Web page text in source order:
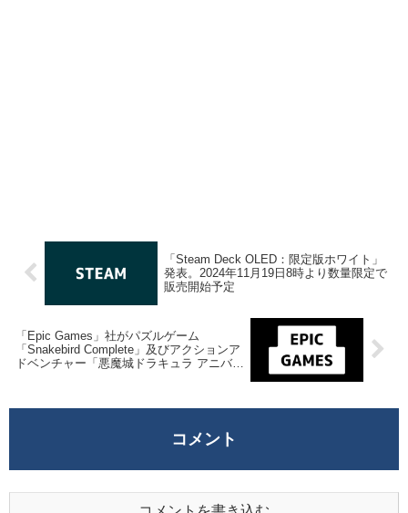
「Steam Deck OLED：限定版ホワイト」
発表。2024年11月19日8時より数量限定で
販売開始予定
「Epic Games」社がパズルゲーム
「Snakebird Complete」及びアクションア
ドベンチャー「悪魔城ドラキュラ アニバー
コメント